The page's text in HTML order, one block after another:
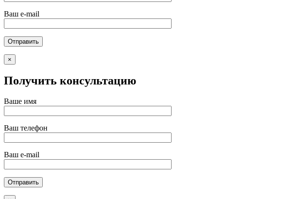
Ваш e-mail
×
Получить консультацию
Ваше имя
Ваш телефон
Ваш e-mail